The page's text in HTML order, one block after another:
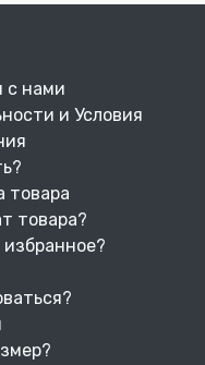
с нами
и Условия
товара
товара?